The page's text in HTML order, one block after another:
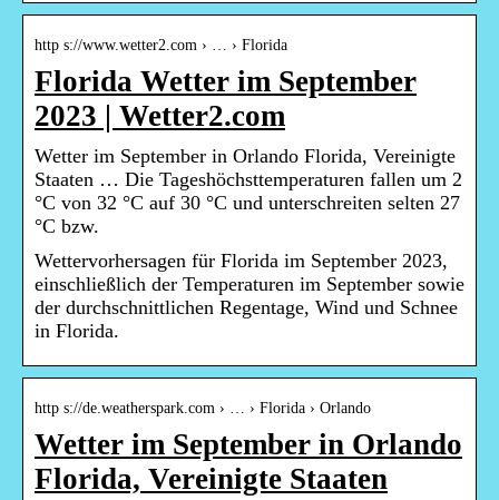
http s://www.wetter2.com › … › Florida
Florida Wetter im September
2023 | Wetter2.com
Wetter im September in Orlando Florida, Vereinigte
Staaten … Die Tageshöchsttemperaturen fallen um 2
°C von 32 °C auf 30 °C und unterschreiten selten 27
°C bzw.
Wettervorhersagen für Florida im September 2023,
einschließlich der Temperaturen im September sowie
der durchschnittlichen Regentage, Wind und Schnee
in Florida.
http s://de.weatherspark.com › … › Florida › Orlando
Wetter im September in Orlando
Florida, Vereinigte Staaten